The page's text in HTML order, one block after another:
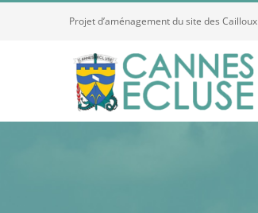
Projet d’aménagement du site des Cailloux